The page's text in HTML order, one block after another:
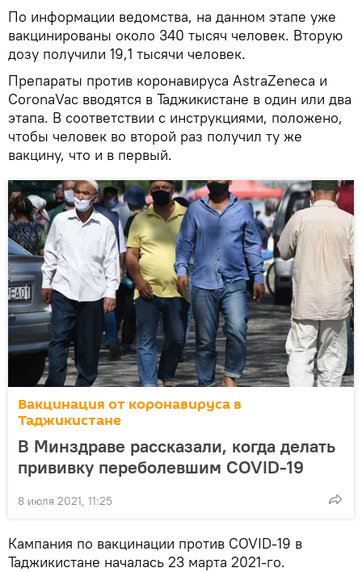
По информации ведомства, на данном этапе уже
вакцинированы около 340 тысяч человек. Вторую
дозу получили 19,1 тысячи человек.
Препараты против коронавируса AstraZeneca и
CoronaVac вводятся в Таджикистане в один или два
этапа. В соответствии с инструкциями, положено,
чтобы человек во второй раз получил ту же
вакцину, что и в первый.
Вакцинация от коронавируса в
Таджикистане
В Минздраве рассказали, когда делать
прививку переболевшим COVID-19
8 июля 2021, 11:25
Кампания по вакцинации против COVID-19 в
Таджикистане началась 23 марта 2021-го.